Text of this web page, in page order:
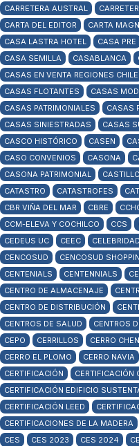
CARRETERA AUSTRAL
CARTA DEL EDITOR
CARTA
CASA LASTRA HOTEL
CASA PRE
CASA SEMILLA
CASABLANCA
CASAS EN VENTA REGIONES CHILE
CASAS FLOTANTES
CASAS
CASAS PATRIMONIALES
CASAS
CASAS SINIESTRADAS
CASAS
CASCO HISTÓRICO
CASEN
CASO CONVENIOS
CASONA
CASONA PATRIMONIAL
CATASTRO
CATASTROFES
CBR VIÑA DEL MAR
CBRE
CCM-ELEVA Y COCHILCO
CCS
CEDEUS UC
CEEC
CENCOSUD
CENCOSUD
CENTENIALS
CENTENNIALS
CENTRO DE ALMACENAJE
CENTRO DE DISTRIBUCIÓN
CENTROS DE SALUD
CENTROS
CEPO
CERRILLOS CERRO
CERRO EL PLOMO
CERRO NAVIA
CERTIFICACIÓN
CERTIFICACIÓN
CERTIFICACIÓN EDIFICIO
CERTIFICACIÓN LEED
CERTIFICACIONES DE LA MADERA
CES
CES 2023 CES 2024